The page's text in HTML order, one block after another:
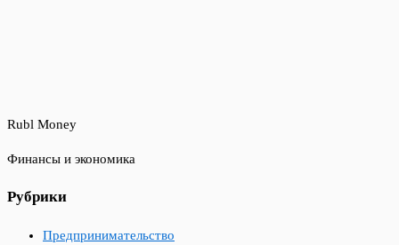
Rubl Money
Финансы и экономика
Рубрики
Предпринимательство